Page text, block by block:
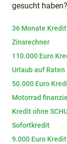
gesucht
36 Monate Kredit
Zinsrechner
110.000 Euro
Urlaub auf Raten
50.000 Euro
Motorrad
Kredit ohne
Sofortkredit
9.000 Euro Kredit